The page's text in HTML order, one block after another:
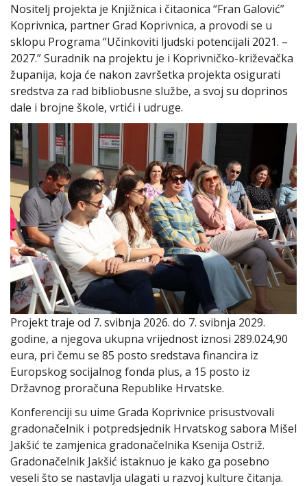
Nositelj projekta je Knjižnica i čitaonica “Fran Galović”
Koprivnica, partner Grad Koprivnica, a provodi se u
sklopu Programa “Učinkoviti ljudski potencijali 2021. –
2027.” Suradnik na projektu je i Koprivničko-križevačka
županija, koja će nakon završetka projekta osigurati
sredstva za rad bibliobusne službe, a svoj su doprinos
dale i brojne škole, vrtići i udruge.
Projekt traje od 7. svibnja 2026. do 7. svibnja 2029.
godine, a njegova ukupna vrijednost iznosi 289.024,90
eura, pri čemu se 85 posto sredstava financira iz
Europskog socijalnog fonda plus, a 15 posto iz
Državnog proračuna Republike Hrvatske.
Konferenciji su uime Grada Koprivnice prisustvovali
gradonačelnik i potpredsjednik Hrvatskog sabora Mišel
Jakšić te zamjenica gradonačelnika Ksenija Ostriž.
Gradonačelnik Jakšić istaknuo je kako ga posebno
veseli što se nastavlja ulagati u razvoj kulture čitanja.